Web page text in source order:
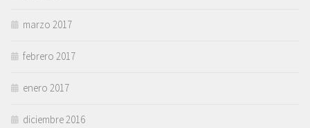
marzo 2017
febrero 2017
enero 2017
diciembre 2016